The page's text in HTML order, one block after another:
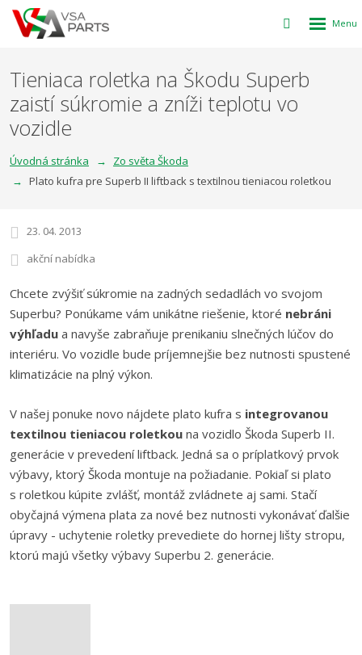
Vyhledávání
Rozbalení
Tieniaca roletka na Škodu Superb
zaistí súkromie a zníži teplotu vo
vozidle
Úvodná stránka
Zo světa Škoda
Plato kufra pre Superb II liftback s textilnou tieniacou roletkou
23. 04. 2013
akční nabídka
Chcete zvýšiť súkromie na zadných sedadlách vo svojom
Superbu? Ponúkame vám unikátne riešenie, ktoré nebráni
výhľadu a navyše zabraňuje prenikaniu slnečných lúčov do
interiéru. Vo vozidle bude príjemnejšie bez nutnosti spustené
klimatizácie na plný výkon.
V našej ponuke novo nájdete plato kufra s integrovanou
textilnou tieniacou roletkou na vozidlo Škoda Superb II.
generácie v prevedení liftback. Jedná sa o príplatkový prvok
výbavy, ktorý Škoda montuje na požiadanie. Pokiaľ si plato
s roletkou kúpite zvlášť, montáž zvládnete aj sami. Stačí
obyčajná výmena plata za nové bez nutnosti vykonávať ďalšie
úpravy - uchytenie roletky prevediete do hornej lišty stropu,
ktorú majú všetky výbavy Superbu 2. generácie.